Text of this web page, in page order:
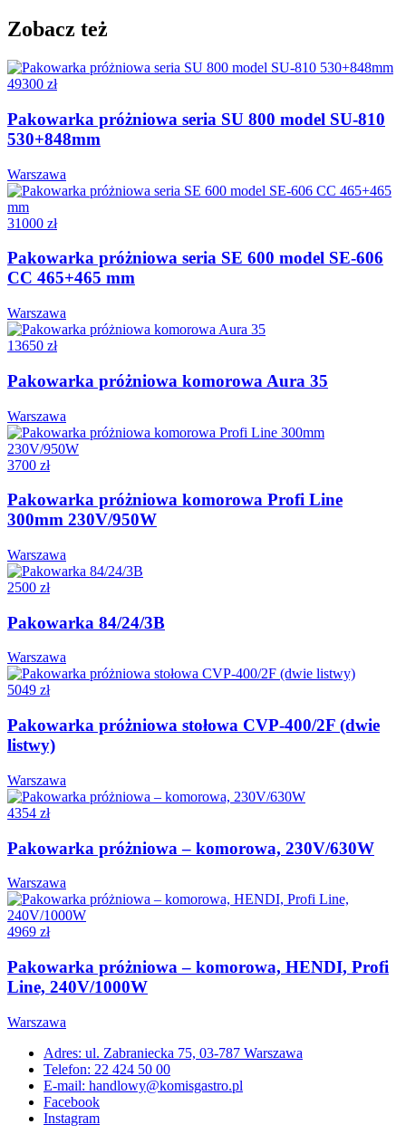
Zobacz też
49300 zł
Pakowarka próżniowa seria SU 800 model SU-810
530+848mm
Warszawa
31000 zł
Pakowarka próżniowa seria SE 600 model SE-606
CC 465+465 mm
Warszawa
13650 zł
Pakowarka próżniowa komorowa Aura 35
Warszawa
3700 zł
Pakowarka próżniowa komorowa Profi Line
300mm 230V/950W
Warszawa
2500 zł
Pakowarka 84/24/3B
Warszawa
5049 zł
Pakowarka próżniowa stołowa CVP-400/2F (dwie
listwy)
Warszawa
4354 zł
Pakowarka próżniowa – komorowa, 230V/630W
Warszawa
4969 zł
Pakowarka próżniowa – komorowa, HENDI, Profi
Line, 240V/1000W
Warszawa
Adres: ul. Zabraniecka 75, 03-787 Warszawa
Telefon: 22 424 50 00
E-mail: handlowy@komisgastro.pl
Facebook
Instagram